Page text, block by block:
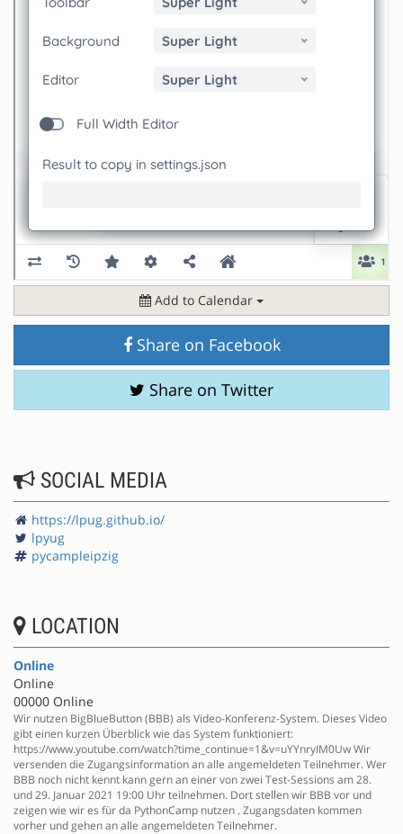
Add to Calendar
Share on Facebook
Share on Twitter
SOCIAL MEDIA
https://lpug.github.io/
lpyug
pycampleipzig
LOCATION
Online
Online
00000 Online
Wir nutzen BigBlueButton (BBB) als Video-Konferenz-System. Dieses Video
gibt einen kurzen Überblick wie das System funktioniert:
https://www.youtube.com/watch?time_continue=1&v=uYYnryIM0Uw Wir
versenden die Zugangsinformation an alle angemeldeten Teilnehmer. Wer
BBB noch nicht kennt kann gern an einer von zwei Test-Sessions am 28.
und 29. Januar 2021 19:00 Uhr teilnehmen. Dort stellen wir BBB vor und
zeigen wie wir es für da PythonCamp nutzen . Zugangsdaten kommen
vorher und gehen an alle angemeldeten Teilnehmer.